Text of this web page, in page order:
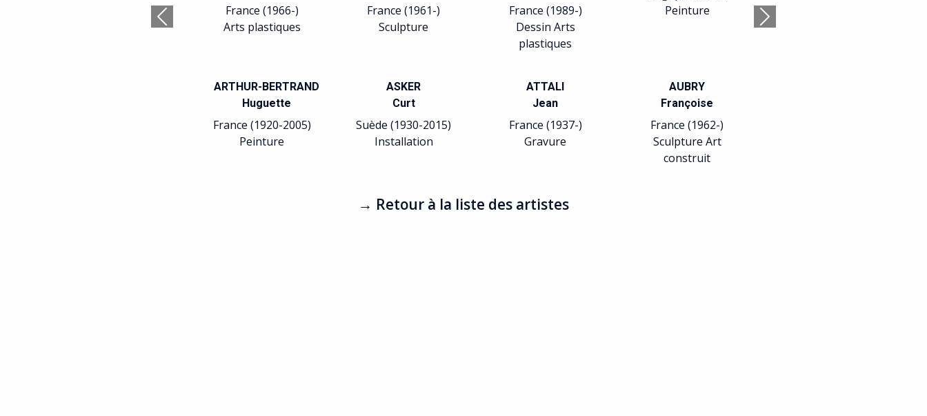
France (1966-)
Arts plastiques
France (1961-)
Sculpture
France (1989-)
Dessin Arts
plastiques
Peinture
ARTHUR-BERTRAND
Huguette
France (1920-2005)
Peinture
ASKER
Curt
Suède (1930-2015)
Installation
ATTALI
Jean
France (1937-)
Gravure
AUBRY
Françoise
France (1962-)
Sculpture Art
construit
Précédent Suivant
→ Retour à la liste des artistes